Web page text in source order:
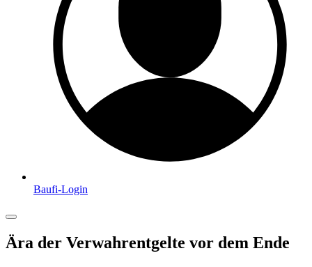
Baufi-Login
Ära der Verwahrentgelte vor dem Ende